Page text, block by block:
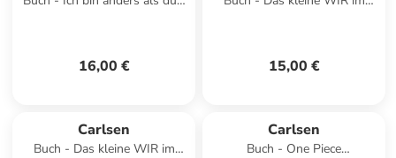
16,00 € 15,00 €
Carlsen
Buch - Das kleine WIR im
Carlsen
Buch - One Piece